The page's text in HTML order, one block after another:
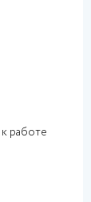
работе